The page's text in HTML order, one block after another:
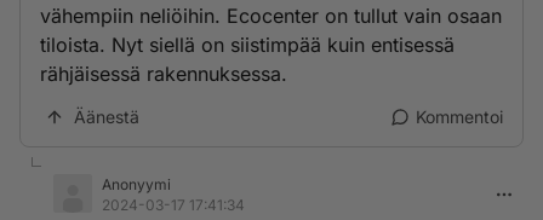
vähempiin neliöihin. Ecocenter on tullut vain osaan
tiloista. Nyt siellä on siistimpää kuin entisessä
rähjäisessä rakennuksessa.
Äänestä Kommentoi
Anonyymi
2024-03-17 17:41:34